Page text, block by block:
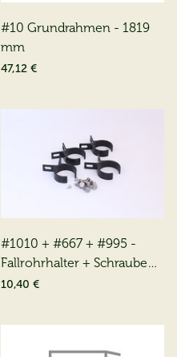
#10 Grundrahmen - 1819
mm
47,12 €
#1010 + #667 + #995 -
Fallrohrhalter + Schrauben
+ Bolzen
10,40 €